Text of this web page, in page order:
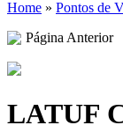
Home » Pontos de
Página Anterior
LATUF